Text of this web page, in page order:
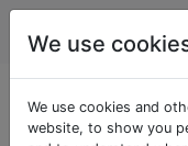
È
We use
We use cookies and
website, to show you